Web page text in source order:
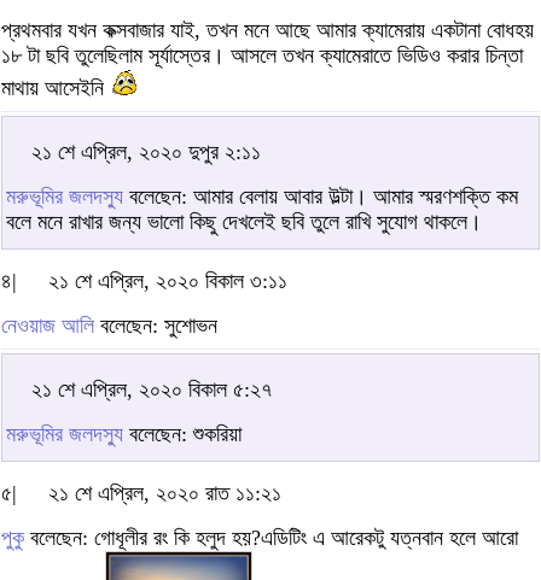
প্রথমবার যখন কক্সবাজার যাই, তখন মনে আছে আমার ক্যামেরায় একটানা বোধহয়
১৮ টা ছবি তুলেছিলাম সূর্যাস্তের। আসলে তখন ক্যামেরাতে ভিডিও করার চিন্তা
মাথায় আসেইনি
২১ শে এপ্রিল, ২০২০ দুপুর ২:১১
মরুভূমির জলদস্যু বলেছেন: আমার বেলায় আবার উল্টা। আমার স্মরণশক্তি কম
বলে মনে রাখার জন্য ভালো কিছু দেখলেই ছবি তুলে রাখি সুযোগ থাকলে।
৪|
২১ শে এপ্রিল, ২০২০ বিকাল ৩:১১
নেওয়াজ আলি বলেছেন: সুশোভন
২১ শে এপ্রিল, ২০২০ বিকাল ৫:২৭
মরুভূমির জলদস্যু বলেছেন: শুকরিয়া
৫|
২১ শে এপ্রিল, ২০২০ রাত ১১:২১
পুকুবলেছেন: গোধূলীর রং কি হলুদ হয়?এডিটিং এ আরেকটু যত্নবান হলে আরো